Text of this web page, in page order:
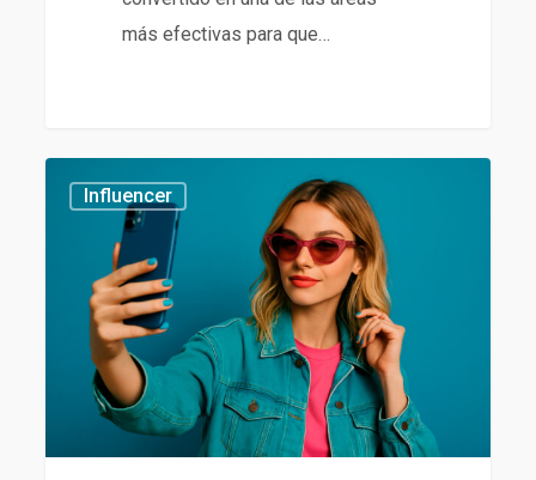
más efectivas para que…
elegir
Influencer
perfecto
Influencer 434